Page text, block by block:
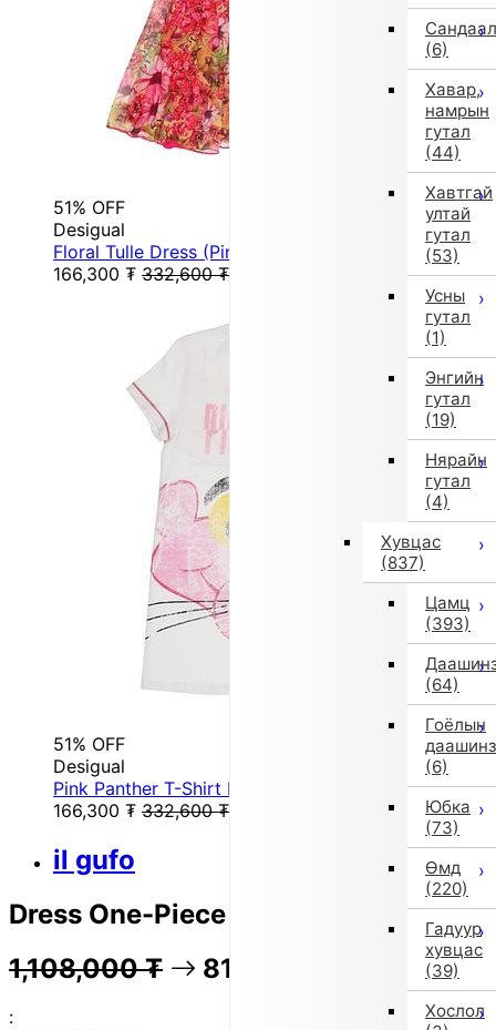
Сандаал
(6)
Хавар,
намрын
гутал
(44)
Хавтгай
ултай
гутал
(53)
Усны
гутал
(1)
Энгийн
гутал
(19)
Нярайн
гутал
(4)
Хувцас
(837)
Цамц
(393)
(64)
Гоёлын
даашинз
(6)
Юбка
(73)
Өмд
(220)
Гадуур
хувцас
(39)
Хослол
51% OFF
Desigual
Floral Tulle Dress (Pink/Red)
166,300 ₮ 332,600 ₮
51% OFF
Desigual
Pink Panther T-Shirt Dress (White)
166,300 ₮ 332,600 ₮
il gufo
Dress One-Piece (130cm/Black)
1,108,000 ₮ 81% OFF 221,200 ₮
: